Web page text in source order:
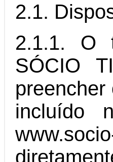
2.1.
2.1.1. O
SÓCIO
incluído